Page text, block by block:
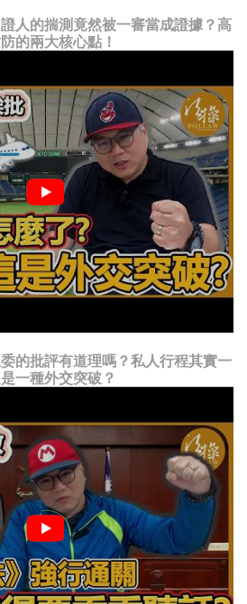
人的揣測竟然被一審當成證據？高
的兩大核心點！
的批評有道理嗎？私人行程其實一
一種外交突破？